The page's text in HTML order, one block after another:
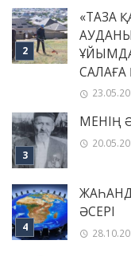
«ТАЗА
САЛАҒА
МЕНІҢ
ӘСЕРІ